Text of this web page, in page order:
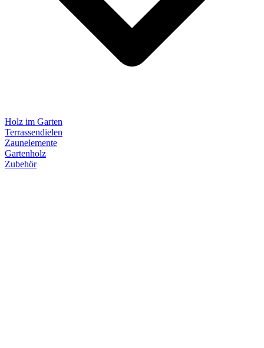
Holz im Garten
Terrassendielen
Zaunelemente
Gartenholz
Zubehör